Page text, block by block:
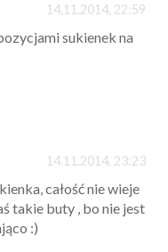
14.11.2014, 22:59
sukienek na
14.11.2014, 23:23
całość nie wieje
takie buty , bo nie jest
:)